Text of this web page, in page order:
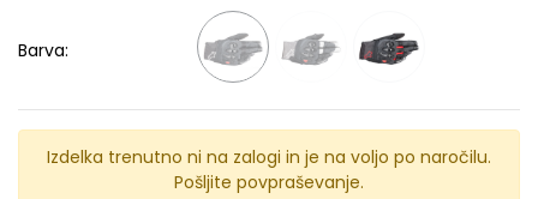
Barva:
Izdelka trenutno ni na zalogi in je na voljo po naročilu.
Pošljite povpraševanje.